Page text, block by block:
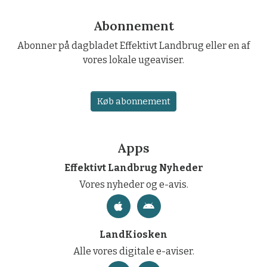
Abonnement
Abonner på dagbladet Effektivt Landbrug eller en af
vores lokale ugeaviser.
Køb abonnement
Apps
Effektivt Landbrug Nyheder
Vores nyheder og e-avis.
LandKiosken
Alle vores digitale e-aviser.